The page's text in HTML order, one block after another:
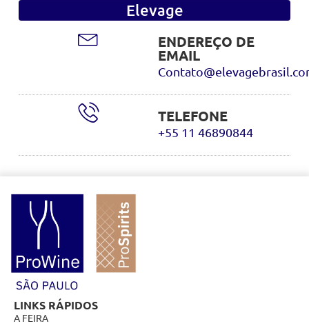
Elevage
ENDEREÇO DE
EMAIL
TELEFONE
+55 11 46890844
LINKS RÁPIDOS
A FEIRA